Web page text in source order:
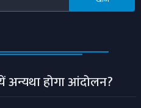
अन्यथा होगा आंदोलन?